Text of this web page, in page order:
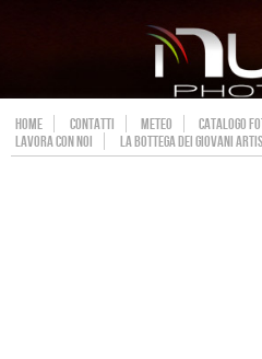
HOME CONTATTI METEO
CATALOGO
LAVORA CON NOI
LA BOTTEGA DEI GIOVANI